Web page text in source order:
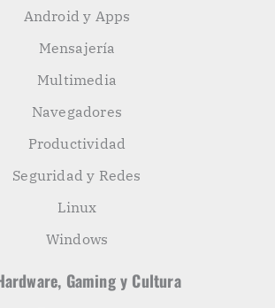
Android y Apps
Mensajería
Multimedia
Navegadores
Productividad
Seguridad y Redes
Linux
Windows
Gaming y Cultura